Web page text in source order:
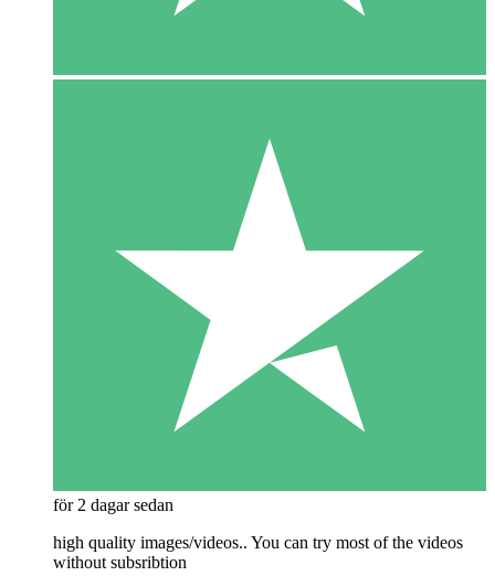
för 2 dagar sedan
high quality images/videos.. You can try most of the videos
without subsribtion